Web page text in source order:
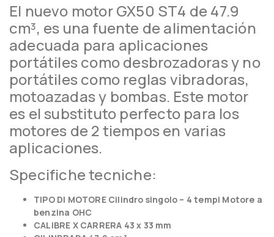
El nuevo motor GX50 ST4 de 47.9
cm³, es una fuente de alimentación
adecuada para aplicaciones
portátiles como desbrozadoras y no
portátiles como reglas vibradoras,
motoazadas y bombas. Este motor
es el substituto perfecto para los
motores de 2 tiempos en varias
aplicaciones.
Specifiche tecniche:
TIPO DI MOTORE Cilindro singolo – 4 tempi Motore a
benzina OHC
CALIBRE X CARRERA 43 x 33 mm